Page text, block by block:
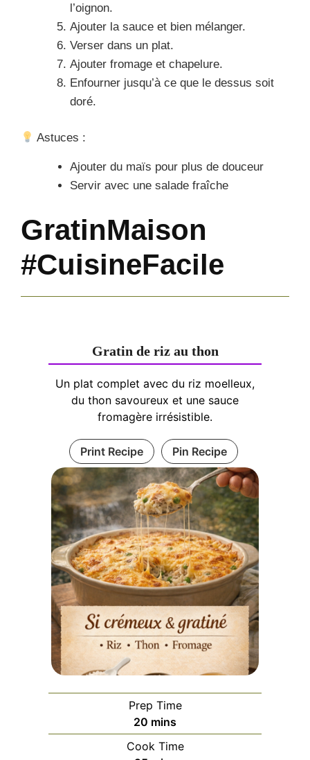
l’oignon.
Ajouter la sauce et bien mélanger.
Verser dans un plat.
Ajouter fromage et chapelure.
Enfourner jusqu’à ce que le dessus soit
doré.
Astuces :
Ajouter du maïs pour plus de douceur
Servir avec une salade fraîche
GratinMaison
#CuisineFacile
Gratin de riz au thon
Un plat complet avec du riz moelleux,
du thon savoureux et une sauce
fromagère irrésistible.
Print Recipe Pin Recipe
Prep Time
20 minutes
mins
Cook Time